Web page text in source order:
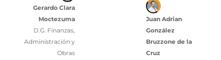
Gerardo Clara
Moctezuma
D.G. Finanzas,
Administración y
Obras
Juan Adrian
González
Bruzzone de la
Cruz